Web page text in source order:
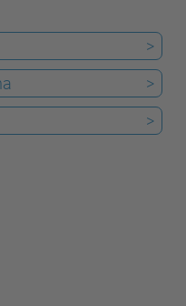
>
>
>